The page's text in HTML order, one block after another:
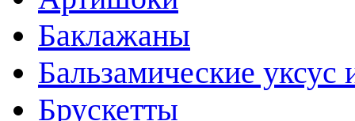
Баклажаны
Бальзамические уксус
Брускетты